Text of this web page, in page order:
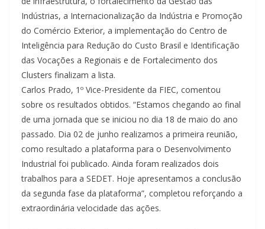
Indústrias, a Internacionalização da Indústria e Promoção
do Comércio Exterior, a implementação do Centro de
Inteligência para Redução do Custo Brasil e Identificação
das Vocações a Regionais e de Fortalecimento dos
Clusters finalizam a lista.
Carlos Prado, 1º Vice-Presidente da FIEC, comentou
sobre os resultados obtidos. “Estamos chegando ao final
de uma jornada que se iniciou no dia 18 de maio do ano
passado. Dia 02 de junho realizamos a primeira reunião,
como resultado a plataforma para o Desenvolvimento
Industrial foi publicado. Ainda foram realizados dois
trabalhos para a SEDET. Hoje apresentamos a conclusão
da segunda fase da plataforma”, completou reforçando a
extraordinária velocidade das ações.